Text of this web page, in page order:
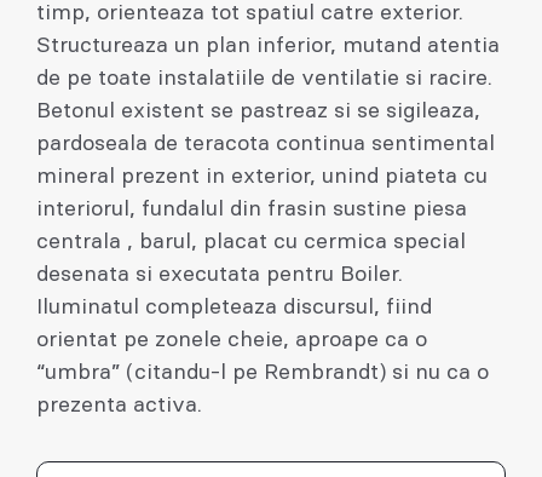
timp, orienteaza tot spatiul catre exterior.
Structureaza un plan inferior, mutand atentia
de pe toate instalatiile de ventilatie si racire.
Betonul existent se pastreaz si se sigileaza,
pardoseala de teracota continua sentimental
mineral prezent in exterior, unind piateta cu
interiorul, fundalul din frasin sustine piesa
centrala , barul, placat cu cermica special
desenata si executata pentru Boiler.
Iluminatul completeaza discursul, fiind
orientat pe zonele cheie, aproape ca o
“umbra” (citandu-l pe Rembrandt) si nu ca o
prezenta activa.